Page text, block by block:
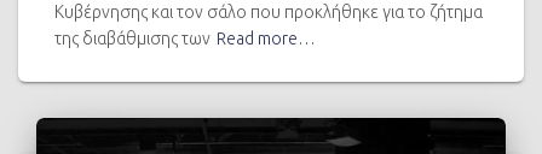
Κυβέρνησης και τον σάλο που προκλήθηκε για το ζήτημα
της διαβάθμισης των Read more…